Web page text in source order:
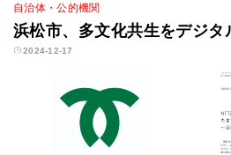
自治体・公的機関
浜松市、多文化共生をデジタ
2024-12-17